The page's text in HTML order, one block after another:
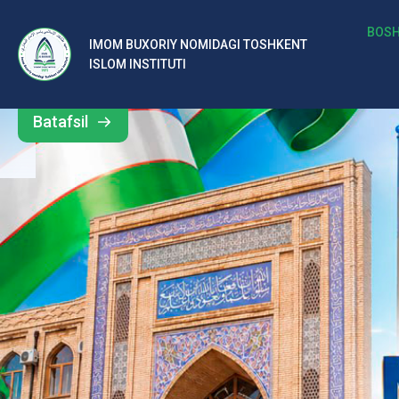
IMOM BUXORIY NOMIDAGI TOSHKENT
ISLOM INSTITUTI
b
al
ar
o‘
rt
a
si
d
Barcha
yangiliklar
Batafsil